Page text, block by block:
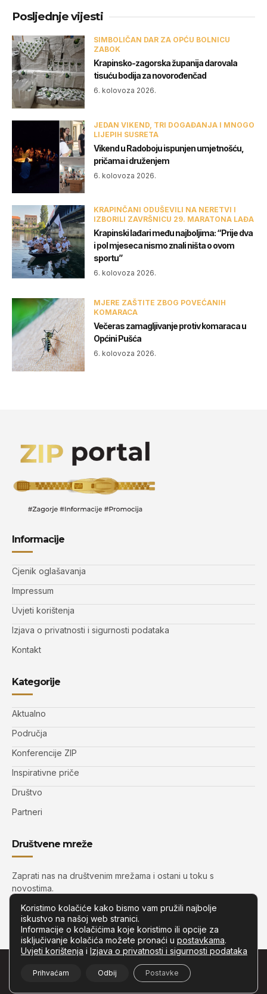
Posljednje vijesti
SIMBOLIČAN DAR ZA OPĆU BOLNICU
ZABOK
Krapinsko-zagorska županija darovala
tisuću bodija za novorođenčad
6. kolovoza 2026.
JEDAN VIKEND, TRI DOGAĐANJA I MNOGO
LIJEPIH SUSRETA
Vikend u Radoboju ispunjen umjetnošću,
pričama i druženjem
6. kolovoza 2026.
KRAPINČANI ODUŠEVILI NA NERETVI I
IZBORILI ZAVRŠNICU 29. MARATONA LAĐA
Krapinski lađari među najboljima: “Prije dva
i pol mjeseca nismo znali ništa o ovom
sportu”
6. kolovoza 2026.
MJERE ZAŠTITE ZBOG POVEĆANIH
KOMARACA
Večeras zamagljivanje protiv komaraca u
Općini Pušća
6. kolovoza 2026.
Informacije
Cjenik oglašavanja
Impressum
Uvjeti korištenja
Izjava o privatnosti i sigurnosti podataka
Kontakt
Kategorije
Aktualno
Područja
Konferencije ZIP
Inspirativne priče
Društvo
Partneri
Društvene mreže
Zaprati nas na društvenim mrežama i ostani u toku s
novostima.
Zip.com.hr– Sva prava pridržana.
Koristimo kolačiće kako bismo vam pružili najbolje
iskustvo na našoj web stranici.
Informacije o kolačićima koje koristimo ili opcije za
isključivanje kolačića možete pronaći u postavkama.
Uvjeti korištenja i Izjava o privatnosti i sigurnosti podataka
Prihvaćam Odbij Postavke